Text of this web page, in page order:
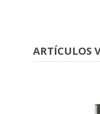
ARTÍCULOS